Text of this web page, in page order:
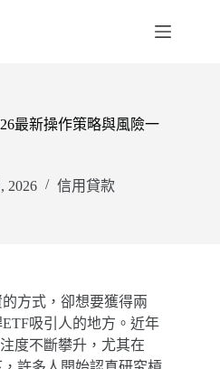
最新操作策略與風險一
2026 信用貸款
方式，卻想要獲得兩
吸引人的地方。近年
度不斷攀升，尤其在